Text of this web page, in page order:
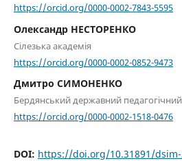
https://orcid.org/0000-0002-7843-5595
Олександр НЕСТОРЕНКО
Сілезька академія
https://orcid.org/0000-0002-0852-9473
Дмитро СИМОНЕНКО
Бердянський державний педагогічний
https://orcid.org/0000-0002-1518-0476
DOI: https://doi.org/10.31891/dsim-